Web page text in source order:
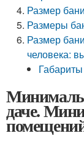
Размер
Размеры
Размер
человека:
даче.